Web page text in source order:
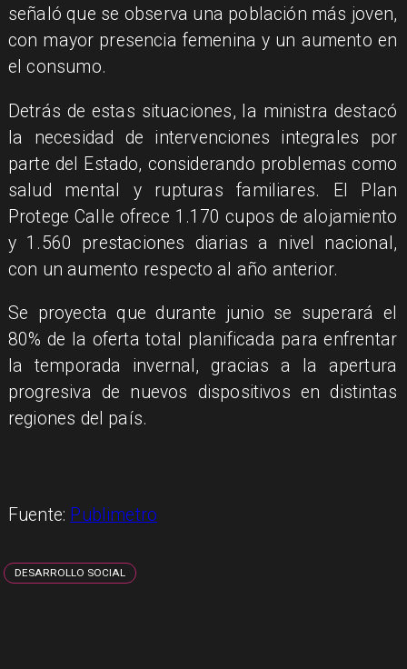
señaló que se observa una población más joven,
con mayor presencia femenina y un aumento en
el consumo.
Detrás de estas situaciones, la ministra destacó
la necesidad de intervenciones integrales por
parte del Estado, considerando problemas como
salud mental y rupturas familiares. El Plan
Protege Calle ofrece 1.170 cupos de alojamiento
y 1.560 prestaciones diarias a nivel nacional,
con un aumento respecto al año anterior.
Se proyecta que durante junio se superará el
80% de la oferta total planificada para enfrentar
la temporada invernal, gracias a la apertura
progresiva de nuevos dispositivos en distintas
regiones del país.
Fuente: Publimetro
DESARROLLO SOCIAL